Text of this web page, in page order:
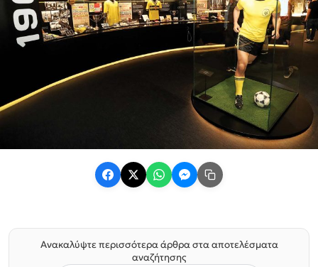
Ανακαλύψτε περισσότερα άρθρα στα αποτελέσματα
αναζήτησης